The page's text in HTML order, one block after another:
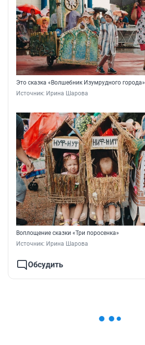
Это сказка «Волшебник Изумрудного города»
Источник: Ирина Шарова
Воплощение сказки «Три поросенка»
Источник: Ирина Шарова
Обсудить